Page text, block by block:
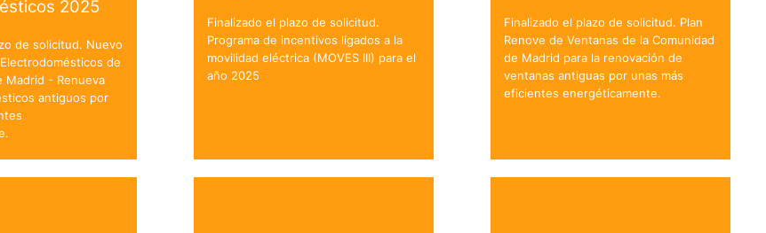
2025
de solicitud. Nuevo
de
Madrid - Renueva
antiguos por
Finalizado el plazo de solicitud.
Programa de incentivos ligados a la
movilidad eléctrica (MOVES III) para el
año 2025
Finalizado el plazo de solicitud. Plan
Renove de Ventanas de la Comunidad
de Madrid para la renovación de
ventanas antiguas por unas más
eficientes energéticamente.